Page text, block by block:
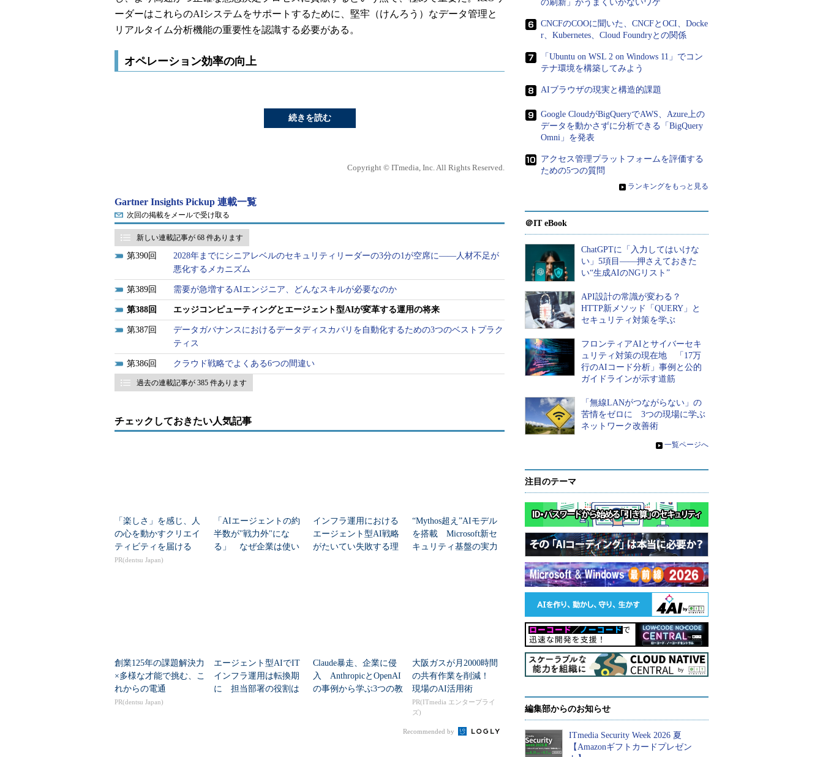
ーダーはこれらのAIシステムをサポートするために、堅牢（けんろう）なデータ管理と
リアルタイム分析機能の重要性を認識する必要がある。
オペレーション効率の向上
続きを読む
Copyright © ITmedia, Inc. All Rights Reserved.
Gartner Insights Pickup 連載一覧
次回の掲載をメールで受け取る
新しい連載記事が 68 件あります
390
2028年までにシニアレベルのセキュリティリーダーの3分の1が空席に――人材不足が
悪化するメカニズム
389 需要が急増するAIエンジニア、どんなスキルが必要なのか
388 エッジコンピューティングとエージェント型AIが変革する運用の将来
387
データガバナンスにおけるデータディスカバリを自動化するための3つのベストプラク
ティス
386 クラウド戦略でよくある6つの間違い
過去の連載記事が 385 件あります
チェックしておきたい人気記事
「楽しさ」を感じ、人
の心を動かすクリエイ
ティビティを届ける
PR(dentsu Japan)
「AIエージェントの約
半数が"戦力外"にな
る」 なぜ企業は使い
インフラ運用における
エージェント型AI戦略
がたいてい失敗する理
“Mythos超え”AIモデル
を搭載 Microsoft新セ
キュリティ基盤の実力
創業125年の課題解決力
×多様な才能で挑む、こ
れからの電通
PR(dentsu Japan)
エージェント型AIでIT
インフラ運用は転換期
に 担当部署の役割は
Claude暴走、企業に侵
入 AnthropicとOpenAI
の事例から学ぶ3つの教
大阪ガスが月2000時間
の共有作業を削減！
現場のAI活用術
PR(ITmedia エンタープライ
ズ)
Recommended by
の刷新」がうまくいかないワケ
CNCFのCOOに聞いた、CNCFとOCI、Docke
r、Kubernetes、Cloud Foundryとの関係
「Ubuntu on WSL 2 on Windows 11」でコン
テナ環境を構築してみよう
AIブラウザの現実と構造的課題
Google CloudがBigQueryでAWS、Azure上の
データを動かさずに分析できる「BigQuery
Omni」を発表
アクセス管理プラットフォームを評価する
ための5つの質問
» ランキングをもっと見る
＠IT eBook
ChatGPTに「入力してはいけな
い」5項目――押さえておきた
い“生成AIのNGリスト”
API設計の常識が変わる？
HTTP新メソッド「QUERY」と
セキュリティ対策を学ぶ
フロンティアAIとサイバーセキ
ュリティ対策の現在地 「17万
行のAIコード分析」事例と公的
ガイドラインが示す道筋
「無線LANがつながらない」の
苦情をゼロに 3つの現場に学ぶ
ネットワーク改善術
» 一覧ページへ
注目のテーマ
編集部からのお知らせ
ITmedia Security Week 2026 夏
【Amazonギフトカードプレゼン